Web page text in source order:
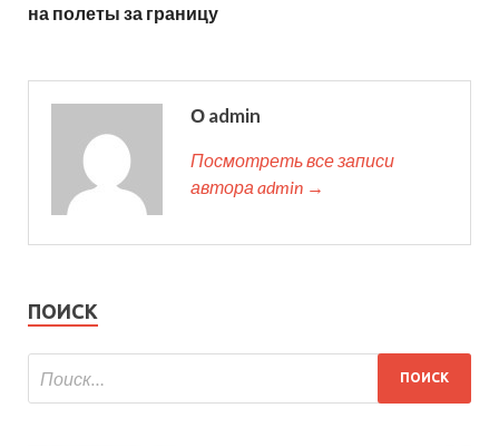
на полеты за границу
О admin
Посмотреть все записи
автора admin →
ПОИСК